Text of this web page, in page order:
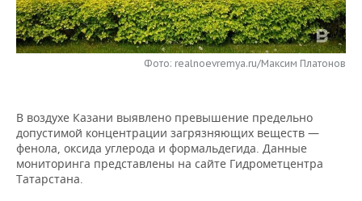
НЕФТЕХИМИЯ
НЕФТЬ
ЭНЕРГЕТИКА
РОЗНИЧНАЯ ТОРГОВЛЯ
НОВОСТИ ТЕХНОЛОГИЙ
ТЕЛЕКОММУНИКАЦИИ
МЕРОПРИЯТИЯ
НОВОСТИ МЕРОПРИЯТИЙ
БИЗНЕС-БРАНЧИ
ONLINE-КОНФЕРЕНЦИИ
ФУТБОЛ
ХОККЕЙ
НОВОСТИ ОБЩЕСТВА
ВЛАСТЬ
ФОТОГАЛЕРЕЯ
СЮЖЕТЫ
Фото: realnoevremya.ru/Максим Платонов
В воздухе Казани выявлено превышение предельно
допустимой концентрации загрязняющих веществ —
фенола, оксида углерода и формальдегида. Данные
мониторинга представлены на сайте Гидрометцентра
Татарстана.